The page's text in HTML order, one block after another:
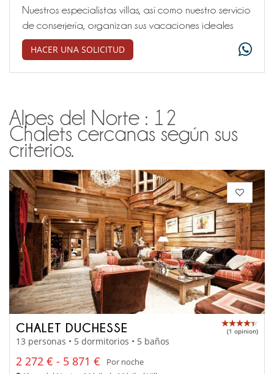
Nuestros especialistas villas, así como nuestro servicio
de conserjería, organizan sus vacaciones ideales
HACER UNA SOLICITUD
Alpes del Norte : 12
Chalets cercanas según sus
criterios.
CHALET DUCHESSE (1 opinion)
13 personas • 5 dormitorios • 5 baños
2 272 € - 5 871 €
Por noche